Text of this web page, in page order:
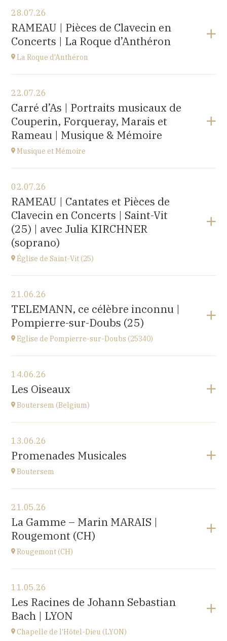
28.07.26
RAMEAU | Pièces de Clavecin en
Concerts | La Roque d’Anthéron
La Roque d'Anthéron
Cloître de l'Abbaye de Silvacane
à18H30
Accéder au site
22.07.26
Carré d’As | Portraits musicaux de
Couperin, Forqueray, Marais et
Rameau | Musique & Mémoire
Musique et Mémoire
Eglise de Faucogney-et-la-Mer
(70310)
à17H00
02.07.26
RAMEAU | Cantates et Pièces de
Clavecin en Concerts | Saint-Vit
(25) | avec Julia KIRCHNER
(soprano)
Église de Saint-Vit (25)
1 place de la Mairie,
25410 SAINT-VIT
à18H00
Accéder au site
21.06.26
TELEMANN, ce célèbre inconnu |
Pompierre-sur-Doubs (25)
Eglise de Pompierre-sur-Doubs (25340)
Eglise de Pompierre-sur-Doubs (25340)
3 chemin de l'église
à17H
14.06.26
Les Oiseaux
Boutersem (Belgium)
Sint-Annakerk
Roosbeek
à17H00
13.06.26
Promenades Musicales
Boutersem
Boutersem
promenade dans la ville
à14H
21.05.26
La Gamme – Marin MARAIS |
Rougemont (CH)
Rougemont (CH)
Église réformée Saint-Nicolas-de-Myre de
Rougemont,
route de Flendruz 1, 1659 Rougemont, SUISSE
20H00
Accéder au site
11.05.26
Les Racines de Johann Sebastian
Bach | LYON
Chapelle de l'Hôtel-Dieu (LYON)